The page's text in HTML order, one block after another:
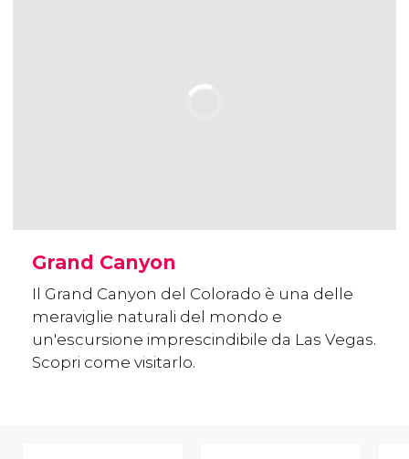
Grand Canyon
Il Grand Canyon del Colorado è una delle
meraviglie naturali del mondo e
un'escursione imprescindibile da Las Vegas.
Scopri come visitarlo.